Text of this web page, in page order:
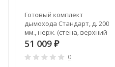
Готовый комплект
дымохода Стандарт, д. 200
мм., нерж. (стена, верхний
выход)
51 009₽
0